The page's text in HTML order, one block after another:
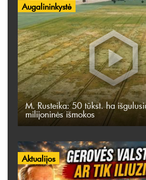
Augalininkystė
M. Rusteika: 50 tūkst. ha
milijoninės išmokos
Aktualijos